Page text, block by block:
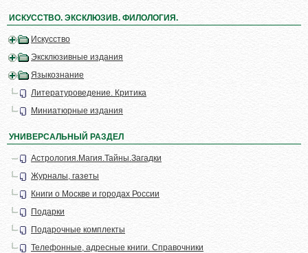
ИСКУССТВО. ЭКСКЛЮЗИВ. ФИЛОЛОГИЯ.
Искусство
Эксклюзивные издания
Языкознание
Литературоведение. Критика
Миниатюрные издания
УНИВЕРСАЛЬНЫЙ РАЗДЕЛ
Астрология.Магия.Тайны.Загадки
Журналы, газеты
Книги о Москве и городах России
Подарки
Подарочные комплекты
Телефонные, адресные книги. Справочники